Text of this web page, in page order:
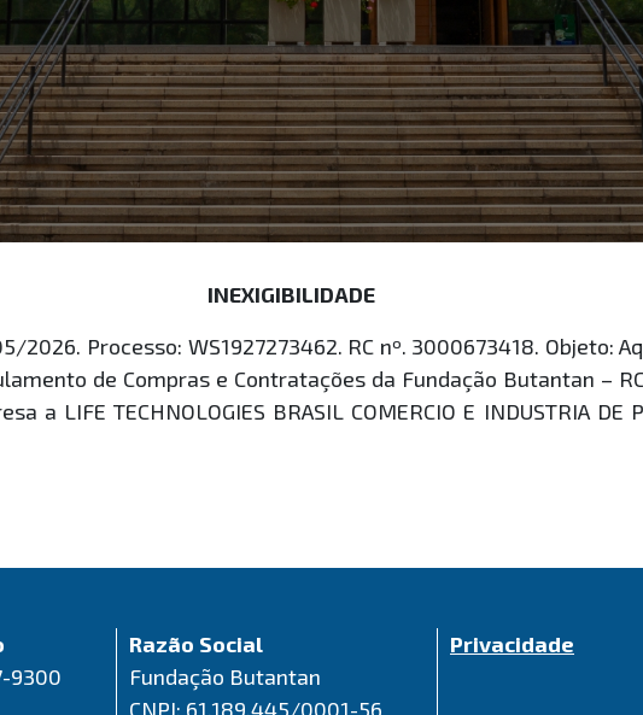
INEXIGIBILIDADE
Processo: WS1927273462. RC nº. 3000673418. Objeto:
de Compras e Contratações da Fundação Butantan –
LIFE TECHNOLOGIES BRASIL COMERCIO E INDUSTRIA DE
9300
Razão Social
Fundação Butantan
CNPJ: 61.189.445/0001-56
Privacidade